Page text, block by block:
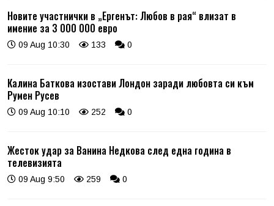
Новите участнички в „Ергенът: Любов в рая“ влизат в
имение за 3 000 000 евро
09 Aug 10:30 133 0
Калина Баткова изостави Лондон заради любовта си към
Румен Русев
09 Aug 10:10 252 0
Жесток удар за Ванина Недкова след една година в
телевизията
09 Aug 9:50 259 0